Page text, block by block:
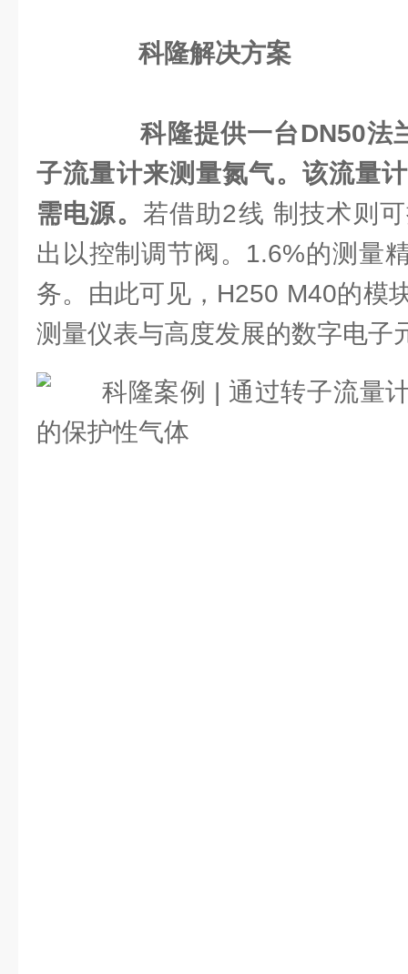
科隆解决方案
科隆提供一台DN50法
子流量计来测量氮气。该流量
需电源。 若借助2线 制技术则
出以控制调节阀。1.6%的测量
务。由此可见，H250 M40的模
测量仪表与高度发展的数字电子